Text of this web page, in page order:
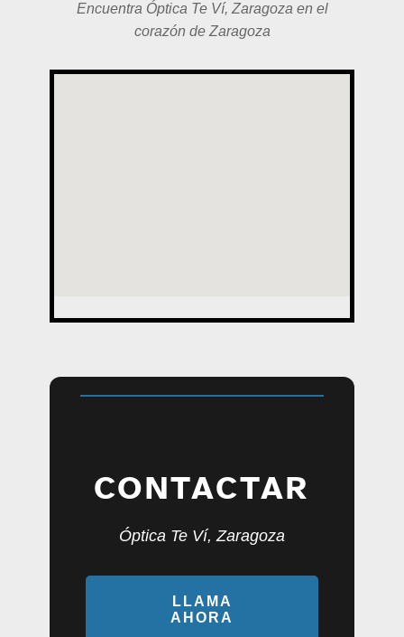
Encuentra Óptica Te Ví, Zaragoza en el
corazón de Zaragoza
CONTACTAR
Óptica Te Ví, Zaragoza
LLAMA
AHORA